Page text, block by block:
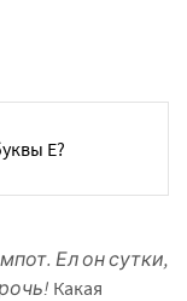
Ел он сутки,
Какая